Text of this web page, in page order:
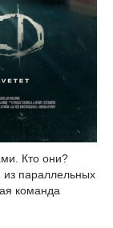
Кто они?
из параллельных
команда